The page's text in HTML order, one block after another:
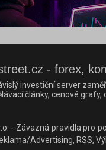
- forex,
investiční server
články, cenové
- Závazná pravidla pro
Advertising, RSS,